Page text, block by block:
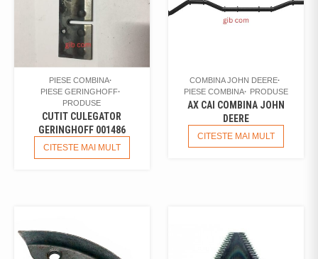
PIESE COMBINA
PIESE GERINGHOFF
PRODUSE
CUTIT CULEGATOR
GERINGHOFF 001486
CITESTE MAI MULT
COMBINA JOHN DEERE
PIESE COMBINA
PRODUSE
AX CAI COMBINA JOHN
DEERE
CITESTE MAI MULT